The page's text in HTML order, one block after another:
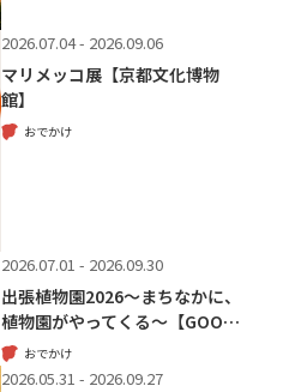
2026.07.04 - 2026.09.06
マリメッコ展【京都文化博物
館】
おでかけ
2026.07.01 - 2026.09.30
出張植物園2026～まちなかに、
植物園がやってくる～【GOO…
おでかけ
2026.05.31 - 2026.09.27